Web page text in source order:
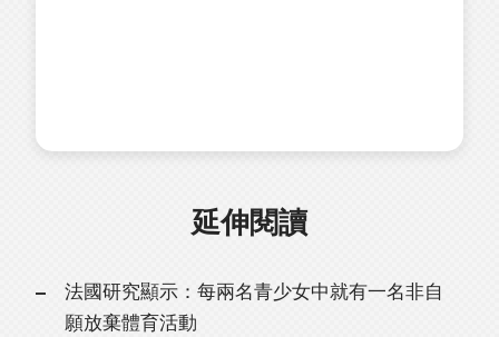
延伸閱讀
法國研究顯示：每兩名青少女中就有一名非自
願放棄體育活動